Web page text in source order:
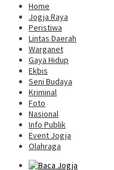
Home
Jogja Raya
Peristiwa
Lintas Daerah
Warganet
Gaya Hidup
Ekbis
Seni Budaya
Kriminal
Foto
Nasional
Info Publik
Event Jogja
Olahraga